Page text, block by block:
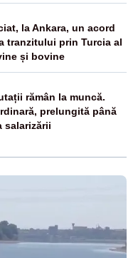
la Ankara, un acord
tranzitului prin Turcia al
și bovine
rămân la muncă.
prelungită până
salarizării